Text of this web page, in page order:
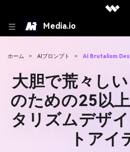
Media.io
ホーム > AIプロンプト > AI Brutalism
大胆で荒々し
のための25以
タリズムデザ
トアイ